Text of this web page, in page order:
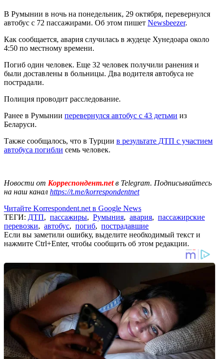
В Румынии в ночь на понедельник, 29 октября, перевернулся
автобус с 72 пассажирами. Об этом пишет Newsbeezer.
Как сообщается, авария случилась в жудеце Хунедоара около
4:50 по местному времени.
Погиб один человек. Еще 32 человек получили ранения и
были доставлены в больницы. Два водителя автобуса не
пострадали.
Полиция проводит расследование.
Ранее в Румынии перевернулся автобус с 43 детьми из
Беларуси.
Также сообщалось, что в Турции в результате ДТП с участием
автобуса погибли семь человек.
Новости от Корреспондент.netв Telegram. Подписывайтесь
на наш канал https://t.me/korrespondentnet
Читайте Korrespondent.net в Google News
ТЕГИ: ДТП, пассажиры, Румыния, авария, пассажирские
перевозки, автобус, погиб, пострадавшие
Если вы заметили ошибку, выделите необходимый текст и
нажмите Ctrl+Enter, чтобы сообщить об этом редакции.